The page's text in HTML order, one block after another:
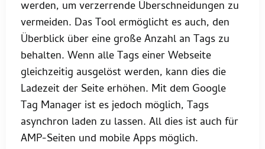
werden, um verzerrende Überschneidungen zu
vermeiden. Das Tool ermöglicht es auch, den
Überblick über eine große Anzahl an Tags zu
behalten. Wenn alle Tags einer Webseite
gleichzeitig ausgelöst werden, kann dies die
Ladezeit der Seite erhöhen. Mit dem Google
Tag Manager ist es jedoch möglich, Tags
asynchron laden zu lassen. All dies ist auch für
AMP-Seiten und mobile Apps möglich.